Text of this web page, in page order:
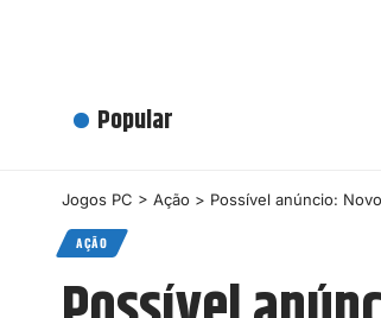
Popular
Jogos PC > Ação > Possível anúncio:
AÇÃO